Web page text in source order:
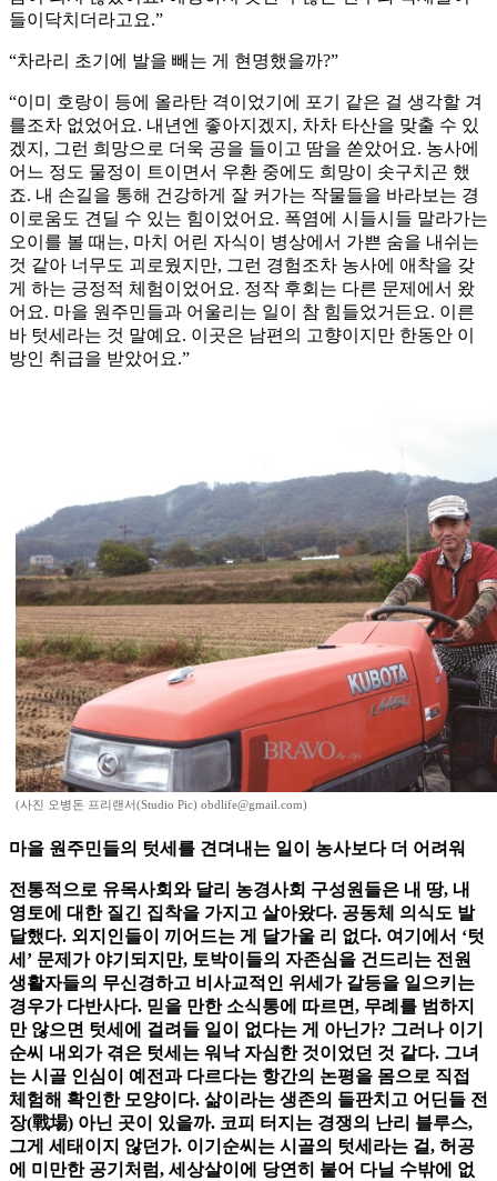
들이닥치더라고요.”
“차라리 초기에 발을 빼는 게 현명했을까?”
“이미 호랑이 등에 올라탄 격이었기에 포기 같은 걸 생각할 겨
를조차 없었어요. 내년엔 좋아지겠지, 차차 타산을 맞출 수 있
겠지, 그런 희망으로 더욱 공을 들이고 땀을 쏟았어요. 농사에
어느 정도 물정이 트이면서 우환 중에도 희망이 솟구치곤 했
죠. 내 손길을 통해 건강하게 잘 커가는 작물들을 바라보는 경
이로움도 견딜 수 있는 힘이었어요. 폭염에 시들시들 말라가는
오이를 볼 때는, 마치 어린 자식이 병상에서 가쁜 숨을 내쉬는
것 같아 너무도 괴로웠지만, 그런 경험조차 농사에 애착을 갖
게 하는 긍정적 체험이었어요. 정작 후회는 다른 문제에서 왔
어요. 마을 원주민들과 어울리는 일이 참 힘들었거든요. 이른
바 텃세라는 것 말예요. 이곳은 남편의 고향이지만 한동안 이
방인 취급을 받았어요.”
(사진 오병돈 프리랜서(Studio Pic) obdlife@gmail.com)
마을 원주민들의 텃세를 견뎌내는 일이 농사보다 더 어려워
전통적으로 유목사회와 달리 농경사회 구성원들은 내 땅, 내
영토에 대한 질긴 집착을 가지고 살아왔다. 공동체 의식도 발
달했다. 외지인들이 끼어드는 게 달가울 리 없다. 여기에서 ‘텃
세’ 문제가 야기되지만, 토박이들의 자존심을 건드리는 전원
생활자들의 무신경하고 비사교적인 위세가 갈등을 일으키는
경우가 다반사다. 믿을 만한 소식통에 따르면, 무례를 범하지
만 않으면 텃세에 걸려들 일이 없다는 게 아닌가? 그러나 이기
순씨 내외가 겪은 텃세는 워낙 자심한 것이었던 것 같다. 그녀
는 시골 인심이 예전과 다르다는 항간의 논평을 몸으로 직접
체험해 확인한 모양이다. 삶이라는 생존의 들판치고 어딘들 전
장(戰場) 아닌 곳이 있을까. 코피 터지는 경쟁의 난리 블루스,
그게 세태이지 않던가. 이기순씨는 시골의 텃세라는 걸, 허공
에 미만한 공기처럼, 세상살이에 당연히 붙어 다닐 수밖에 없